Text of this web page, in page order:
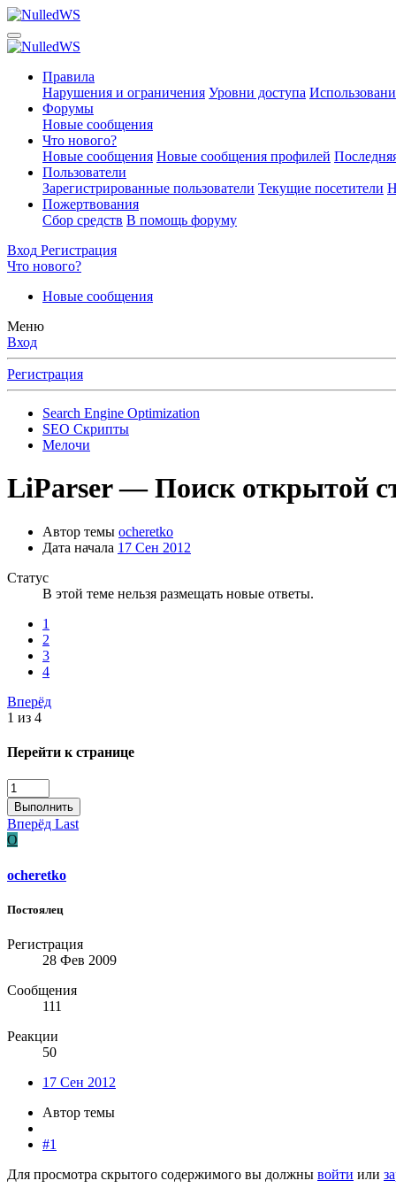
Правила
Нарушения и ограничения Уровни доступа
Форумы
Новые сообщения
Что нового?
Новые сообщения Новые сообщения профилей
Пользователи
Зарегистрированные пользователи Текущие посетители
Пожертвования
Сбор средств В помощь форуму
Вход Регистрация
Что нового?
Новые сообщения
Меню
Вход
Регистрация
Search Engine Optimization
SEO Скрипты
Мелочи
LiParser — Поиск открытой
Автор темы ocheretko
Дата начала 17 Сен 2012
Статус
В этой теме нельзя размещать новые ответы.
1
2
3
4
Вперёд
1 из 4
Перейти к странице
Выполнить
Вперёд Last
O
ocheretko
Постоялец
Регистрация
28 Фев 2009
Сообщения
111
Реакции
50
17 Сен 2012
Автор темы
#1
Для просмотра скрытого содержимого вы должны войти или